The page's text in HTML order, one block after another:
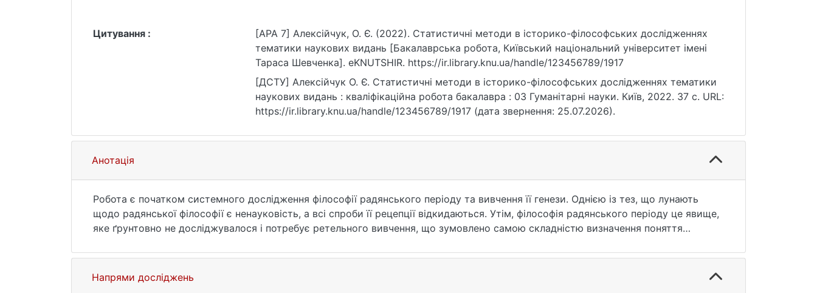
Цитування :
[APA 7] Алексійчук, О. Є. (2022). Статистичні методи в історико-філософських дослідженнях
тематики наукових видань [Бакалаврська робота, Київський національний університет імені
Тараса Шевченка]. eKNUTSHIR. https://ir.library.knu.ua/handle/123456789/1917
[ДСТУ] Алексійчук О. Є. Статистичні методи в історико-філософських дослідженнях тематики
наукових видань : кваліфікаційна робота бакалавра : 03 Гуманітарні науки. Київ, 2022. 37 с. URL:
https://ir.library.knu.ua/handle/123456789/1917 (дата звернення: 25.07.2026).
Анотація
Робота є початком системного дослідження філософії радянського періоду та вивчення її генези. Однією із тез, що лунають
щодо радянської філософії є ненауковість, а всі спроби її рецепції відкидаються. Утім, філософія радянського періоду це явище,
яке ґрунтовно не досліджувалося і потребує ретельного вивчення, що зумовлено самою складністю визначення поняття
філософія». Власне складності загальній проблемі додає той факт, що вона визначалася як офіційна радянська філософія. Цей
контекст надає підстави для сумнівів у якості текстів та загалом існуванні досліджень. Оскільки до філософії марксизму в тому
її реальному вигляді, в якому вона існувала у тоталітарному та посттоталітарному суспільстві, не належить ставитися як до
Напрями досліджень